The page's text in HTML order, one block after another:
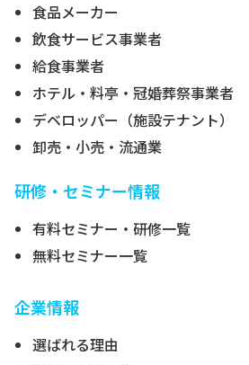
食品メーカー
飲食サービス事業者
給食事業者
ホテル・料亭・冠婚葬祭事業者
デベロッパー（施設テナント）
卸売・小売・流通業
研修・セミナー情報
有料セミナー・研修一覧
無料セミナー一覧
企業情報
選ばれる理由